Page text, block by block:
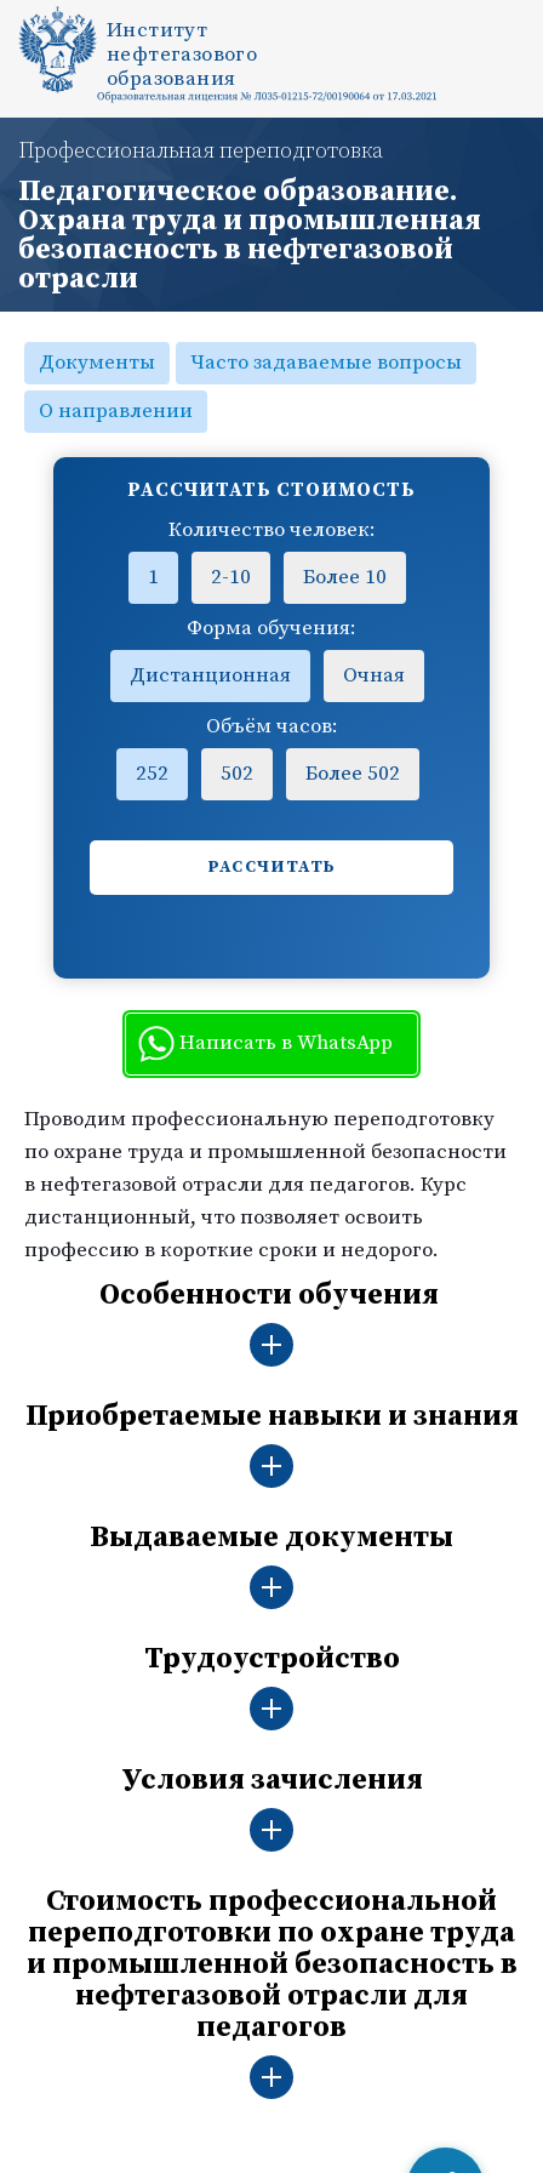
Институт
нефтегазового
образования
Профессиональная переподготовка
Педагогическое образование.
Охрана труда и промышленная
безопасность в нефтегазовой
отрасли
Документы
Часто задаваемые вопросы
О направлении
РАССЧИТАТЬ СТОИМОСТЬ
Количество человек:
1
2-10
Более 10
Форма обучения:
Дистанционная
Очная
Объём часов:
252
502 Более 502
РАССЧИТАТЬ
Написать в WhatsApp
Проводим профессиональную переподготовку
по охране труда и промышленной безопасности
в нефтегазовой отрасли для педагогов. Курс
дистанционный, что позволяет освоить
профессию в короткие сроки и недорого.
Особенности обучения
Приобретаемые навыки и знания
Выдаваемые документы
Трудоустройство
Условия зачисления
Стоимость профессиональной
переподготовки по охране труда
и промышленной безопасность в
нефтегазовой отрасли для
педагогов